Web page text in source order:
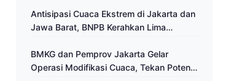
Antisipasi Cuaca Ekstrem di Jakarta dan
Jawa Barat, BNPB Kerahkan Lima
Cuaca
BMKG dan Pemprov Jakarta Gelar
Operasi Modifikasi Cuaca, Tekan Potensi